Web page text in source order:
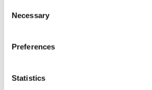
Selection
Necessary
Preferences
Statistics
Heiligabend in London mit